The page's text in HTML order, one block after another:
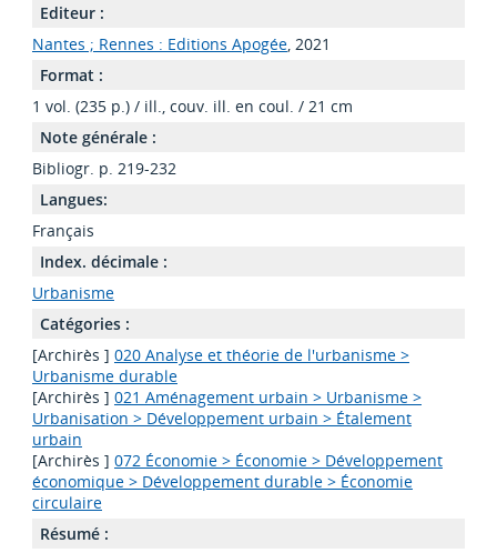
Editeur :
Nantes ; Rennes : Editions Apogée, 2021
Format :
1 vol. (235 p.) / ill., couv. ill. en coul. / 21 cm
Note générale :
Bibliogr. p. 219-232
Langues:
Français
Index. décimale :
Urbanisme
Catégories :
[Archirès ] 020 Analyse et théorie de l'urbanisme >
Urbanisme durable
[Archirès ] 021 Aménagement urbain > Urbanisme >
Urbanisation > Développement urbain > Étalement
urbain
[Archirès ] 072 Économie > Économie > Développement
économique > Développement durable > Économie
circulaire
Résumé :